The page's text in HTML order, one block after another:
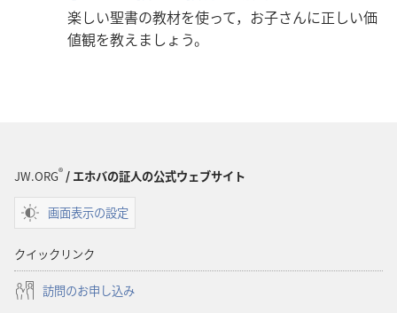
楽しい聖書の教材を使って，お子さんに正しい価
値観を教えましょう。
JW.ORG®/ エホバの証人の公式ウェブサイト
画面表示の設定
クイックリンク
訪問のお申し込み